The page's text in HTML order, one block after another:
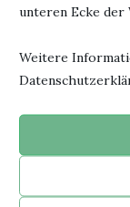
unteren Ecke der
Weitere